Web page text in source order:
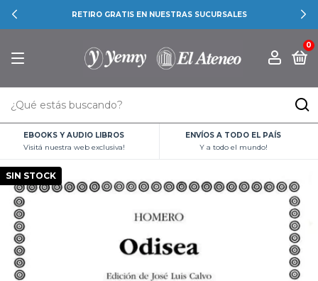
RETIRO GRATIS EN NUESTRAS SUCURSALES
0
EBOOKS Y AUDIO LIBROS
Visitá nuestra web exclusiva!
ENVÍOS A TODO EL PAÍS
Y a todo el mundo!
SIN STOCK